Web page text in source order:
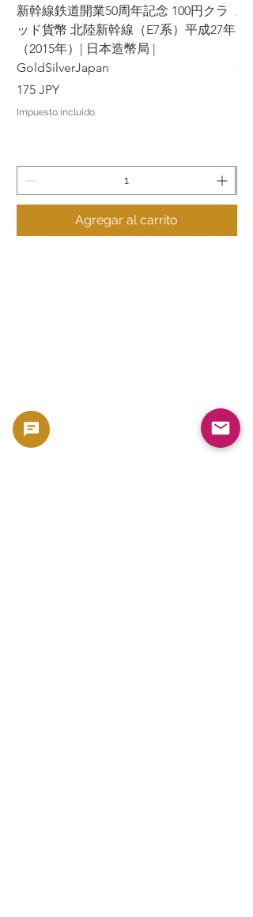
新幹線鉄道開業50周年記念 100円クラ
ッド貨幣 北陸新幹線（E7系）平成27年
（2015年）| 日本造幣局 |
GoldSilverJapan
Precio
175 JPY
Impuesto incluido
Agregar al carrito